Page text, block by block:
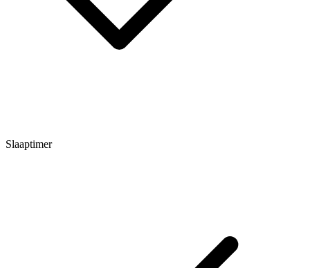
Slaaptimer